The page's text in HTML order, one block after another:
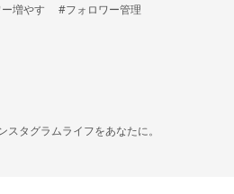
増やす
#フォロワー管理
タグラムライフをあなたに。